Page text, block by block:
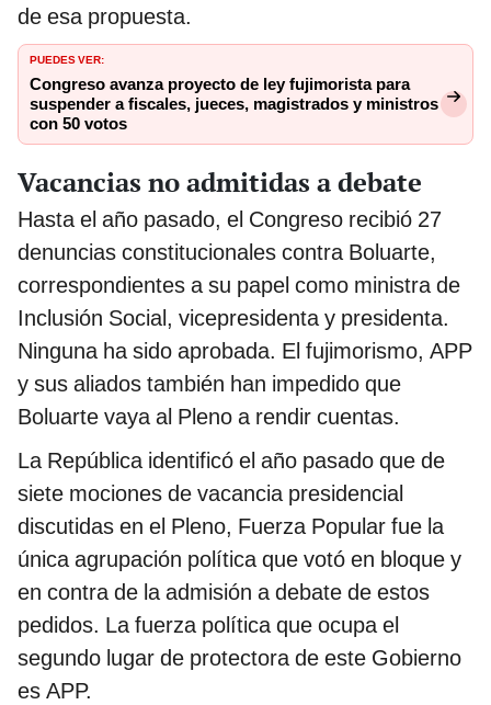
de esa propuesta.
PUEDES VER:
Congreso avanza proyecto de ley fujimorista para
suspender a fiscales, jueces, magistrados y ministros
con 50 votos
Vacancias no admitidas a debate
Hasta el año pasado, el Congreso recibió 27
denuncias constitucionales contra Boluarte,
correspondientes a su papel como ministra de
Inclusión Social, vicepresidenta y presidenta.
Ninguna ha sido aprobada. El fujimorismo, APP
y sus aliados también han impedido que
Boluarte vaya al Pleno a rendir cuentas.
La República identificó el año pasado que de
siete mociones de vacancia presidencial
discutidas en el Pleno, Fuerza Popular fue la
única agrupación política que votó en bloque y
en contra de la admisión a debate de estos
pedidos. La fuerza política que ocupa el
segundo lugar de protectora de este Gobierno
es APP.